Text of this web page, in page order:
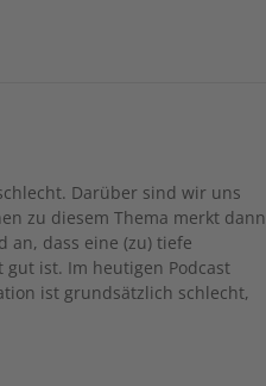
Darüber sind wir uns
zu diesem Thema merkt dann
an, dass eine (zu) tiefe
ist. Im heutigen Podcast
ist grundsätzlich schlecht,